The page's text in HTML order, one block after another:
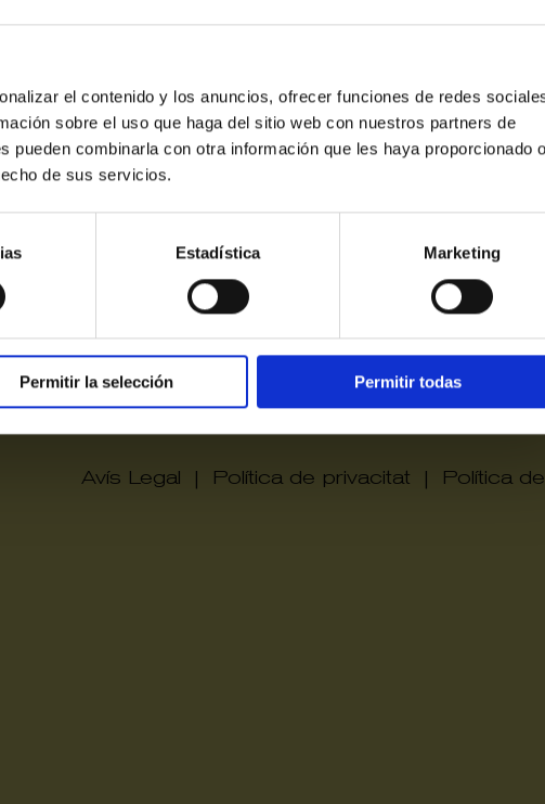
el contenido y los anuncios, ofrecer funciones de redes
sobre el uso que haga del sitio web con nuestros partners de
pueden combinarla con otra información que les haya proporcionado o
de sus servicios.
Estadística Marketing
Permitir la selección Permitir todas
Victòria grup | Hola
Avís Legal | Política de privacitat | Política